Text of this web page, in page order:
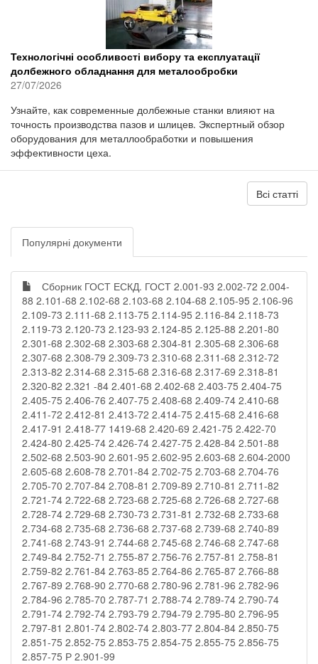
Технологічні особливості вибору та експлуатації
долбежного обладнання для металообробки
27/07/2026
Узнайте, как современные долбежные станки влияют на
точность производства пазов и шлицев. Экспертный обзор
оборудования для металлообработки и повышения
эффективности цеха.
Всі статті
Популярні документи
Сборник ГОСТ ЕСКД. ГОСТ 2.001-93 2.002-72 2.004-
88 2.101-68 2.102-68 2.103-68 2.104-68 2.105-95 2.106-96
2.109-73 2.111-68 2.113-75 2.114-95 2.116-84 2.118-73
2.119-73 2.120-73 2.123-93 2.124-85 2.125-88 2.201-80
2.301-68 2.302-68 2.303-68 2.304-81 2.305-68 2.306-68
2.307-68 2.308-79 2.309-73 2.310-68 2.311-68 2.312-72
2.313-82 2.314-68 2.315-68 2.316-68 2.317-69 2.318-81
2.320-82 2.321 -84 2.401-68 2.402-68 2.403-75 2.404-75
2.405-75 2.406-76 2.407-75 2.408-68 2.409-74 2.410-68
2.411-72 2.412-81 2.413-72 2.414-75 2.415-68 2.416-68
2.417-91 2.418-77 1419-68 2.420-69 2.421-75 2.422-70
2.424-80 2.425-74 2.426-74 2.427-75 2.428-84 2.501-88
2.502-68 2.503-90 2.601-95 2.602-95 2.603-68 2.604-2000
2.605-68 2.608-78 2.701-84 2.702-75 2.703-68 2.704-76
2.705-70 2.707-84 2.708-81 2.709-89 2.710-81 2.711-82
2.721-74 2.722-68 2.723-68 2.725-68 2.726-68 2.727-68
2.728-74 2.729-68 2.730-73 2.731-81 2.732-68 2.733-68
2.734-68 2.735-68 2.736-68 2.737-68 2.739-68 2.740-89
2.741-68 2.743-91 2.744-68 2.745-68 2.746-68 2.747-68
2.749-84 2.752-71 2.755-87 2.756-76 2.757-81 2.758-81
2.759-82 2.761-84 2.763-85 2.764-86 2.765-87 2.766-88
2.767-89 2.768-90 2.770-68 2.780-96 2.781-96 2.782-96
2.784-96 2.785-70 2.787-71 2.788-74 2.789-74 2.790-74
2.791-74 2.792-74 2.793-79 2.794-79 2.795-80 2.796-95
2.797-81 2.801-74 2.802-74 2.803-77 2.804-84 2.850-75
2.851-75 2.852-75 2.853-75 2.854-75 2.855-75 2.856-75
2.857-75 Р 2.901-99